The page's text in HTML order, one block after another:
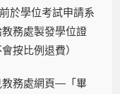
於學位考試申請系
務處製發學位證
按比例退費）
教務處網頁—「畢